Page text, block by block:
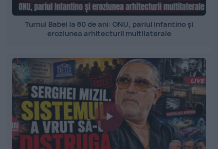
Turnul Babel la 80 de ani: ONU, pariul Infantino și
eroziunea arhitecturii multilaterale